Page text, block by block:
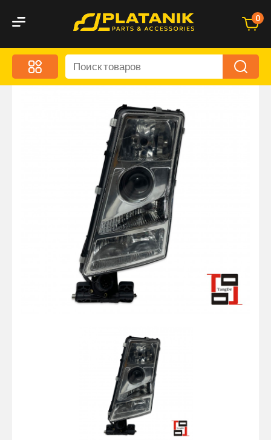
0
Меню
Акционные предложения
Дорожные аксессуары
Автохимия и уход
Оптика и светотехника
Запчасти кузова и зеркала
Малый коммерческий транспорт
Маркировочные знаки и светоотражатели
Пневматические соединения
Запчасти
Оснащение прицепов
Автономное отопление и
кондиционировани
Стяжные ремни и тросы